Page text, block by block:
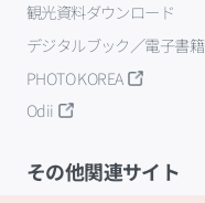
観光資料ダウンロード
デジタルブック／電子書籍
PHOTO KOREA
Odii
その他関連サイト